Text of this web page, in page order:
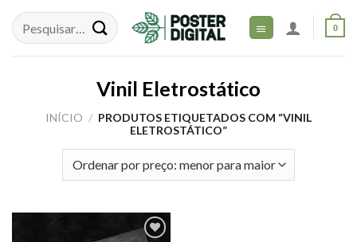
content
0
Vinil Eletrostático
INÍCIO / PRODUTOS ETIQUETADOS COM “VINIL
ELETROSTÁTICO”